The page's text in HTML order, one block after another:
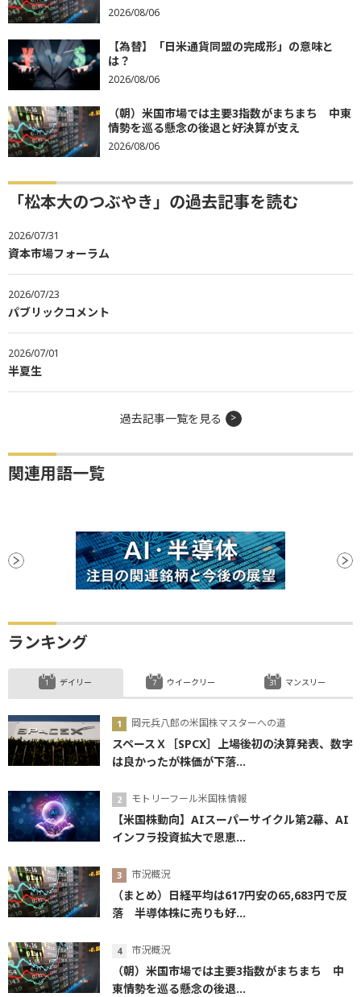
2026/08/06
【為替】「日米通貨同盟の完成形」の意味と
は？
2026/08/06
（朝）米国市場では主要3指数がまちまち 中東
情勢を巡る懸念の後退と好決算が支え
2026/08/06
「松本大のつぶやき」の過去記事を読む
2026/07/31
資本市場フォーラム
2026/07/23
パブリックコメント
2026/07/01
半夏生
過去記事一覧を見る
関連用語一覧
ランキング
デイリー
岡元兵八郎の米国株マスターへの道
スペースＸ［SPCX］上場後初の決算発表、数字
は良かったが株価が下落...
モトリーフール米国株情報
【米国株動向】AIスーパーサイクル第2幕、AI
インフラ投資拡大で恩恵...
市況概況
（まとめ）日経平均は617円安の65,683円で反
落 半導体株に売りも好...
市況概況
（朝）米国市場では主要3指数がまちまち 中
東情勢を巡る懸念の後退...
ウイークリー マンスリー